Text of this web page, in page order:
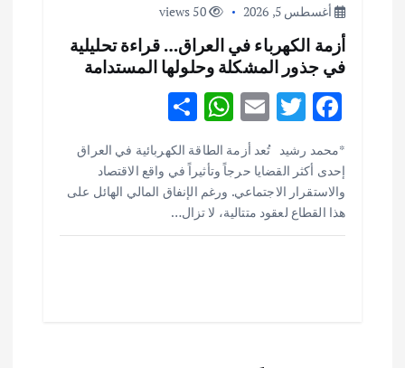
أغسطس 5, 2026
50 views
أزمة الكهرباء في العراق… قراءة تحليلية
في جذور المشكلة وحلولها المستدامة
F
e
b
o
T
w
it
te
r
E
m
ai
l
W
h
at
s
A
S
h
ar
e
*محمد رشيد تُعد أزمة الطاقة الكهربائية في العراق
إحدى أكثر القضايا حرجاً وتأثيراً في واقع الاقتصاد
والاستقرار الاجتماعي. ورغم الإنفاق المالي الهائل على
هذا القطاع لعقود متتالية، لا تزال…
ثقافة وفنون
اختتام ورشة السينوغرافيا في مدينة كلباء الاماراتية
أغسطس 3, 2026